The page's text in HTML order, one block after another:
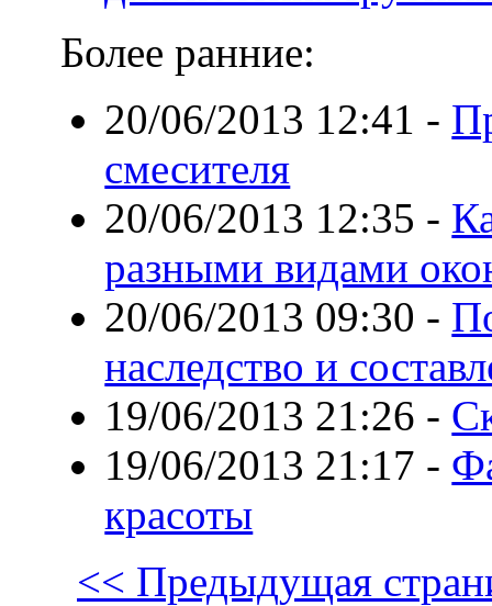
Более ранние:
20/06/2013 12:41 -
смесителя
20/06/2013 12:35 -
разными видами
20/06/2013 09:30 -
наследство и
19/06/2013 21:26 -
19/06/2013 21:17 -
красоты
<< Предыдущая